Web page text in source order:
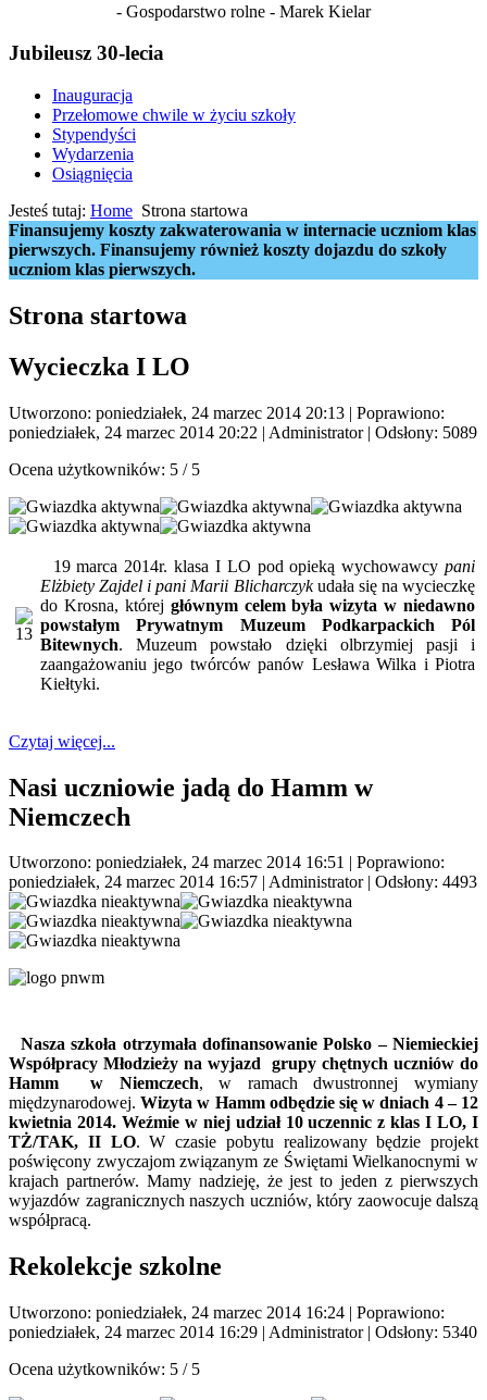
- Gospodarstwo rolne - Marek Kielar
Jubileusz 30-lecia
Inauguracja
Przełomowe chwile w życiu szkoły
Stypendyści
Wydarzenia
Osiągnięcia
Jesteś tutaj: Home Strona startowa
Finansujemy koszty zakwaterowania w internacie uczniom klas
pierwszych. Finansujemy również koszty dojazdu do szkoły
uczniom klas pierwszych.
Strona startowa
Wycieczka I LO
Utworzono: poniedziałek, 24 marzec 2014 20:13 | Poprawiono:
poniedziałek, 24 marzec 2014 20:22 | Administrator| Odsłony: 5089
Ocena użytkowników: 5 / 5
19 marca 2014r. klasa I LO pod opieką wychowawcy pani
Elżbiety Zajdel i pani Marii Blicharczykudała się na wycieczkę
do Krosna, której głównym celem była wizyta w niedawno
powstałym Prywatnym Muzeum Podkarpackich Pól
Bitewnych. Muzeum powstało dzięki olbrzymiej pasji i
zaangażowaniu jego twórców panów Lesława Wilka i Piotra
Kiełtyki.
Czytaj więcej...
Nasi uczniowie jadą do Hamm w
Niemczech
Utworzono: poniedziałek, 24 marzec 2014 16:51
Poprawiono:
poniedziałek, 24 marzec 2014 16:57 Administrator| Odsłony: 4493
Nasza szkoła otrzymała dofinansowanie Polsko – Niemieckiej
Współpracy Młodzieży na wyjazd grupy chętnych uczniów do
Hamm w Niemczech, w ramach dwustronnej wymiany
międzynarodowej.Wizyta w Hamm odbędzie się w dniach 4 – 12
kwietnia 2014. Weźmie w niej udział 10 uczennic z klas I LO, I
TŻ/TAK, II LO. W czasie pobytu realizowany będzie projekt
poświęcony zwyczajom związanym ze Świętami Wielkanocnymi w
krajach partnerów. Mamy nadzieję, że jest to jeden z pierwszych
wyjazdów zagranicznych naszych uczniów, który zaowocuje dalszą
współpracą.
Rekolekcje szkolne
Utworzono: poniedziałek, 24 marzec 2014 16:24 | Poprawiono:
poniedziałek, 24 marzec 2014 16:29 | Administrator| Odsłony: 5340
Ocena użytkowników: 5 / 5